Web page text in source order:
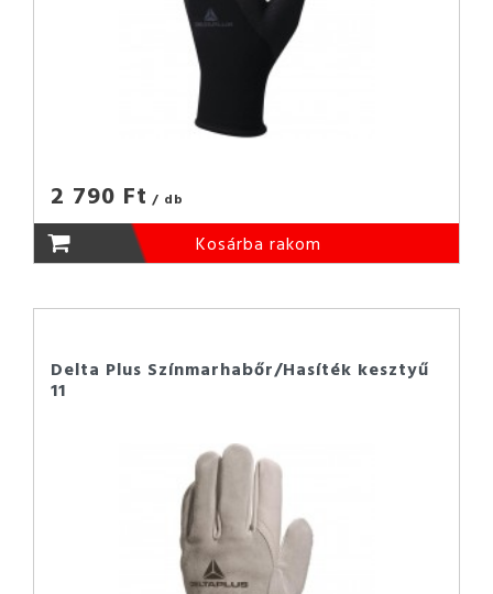
2 790 Ft / db
Kosárba rakom
Delta Plus Színmarhabőr/Hasíték kesztyű
11